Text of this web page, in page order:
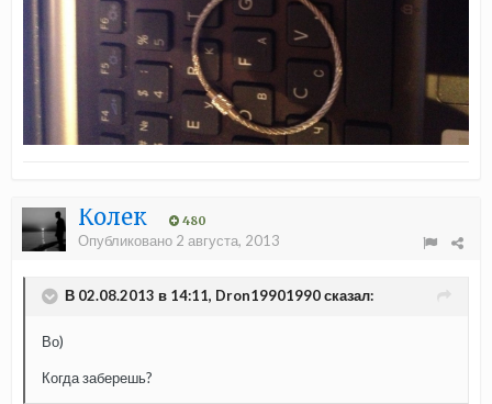
Колек 480
Опубликовано 2 августа, 2013
В 02.08.2013 в 14:11, Dron19901990 сказал:
Во)
Когда заберешь?